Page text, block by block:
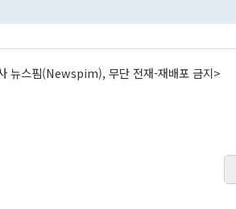
뉴스핌(Newspim), 무단 전재-재배포 금지>